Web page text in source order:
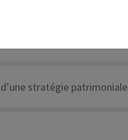
stratégie patrimoniale